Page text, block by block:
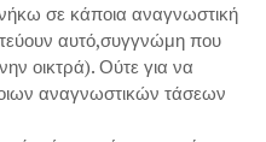
σε κάποια αναγνωστική
αυτό,συγγνώμη που
οικτρά). Ούτε για να
αναγνωστικών τάσεων